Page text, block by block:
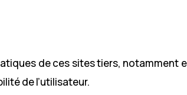
de ces sites tiers, notamment
de l’utilisateur.